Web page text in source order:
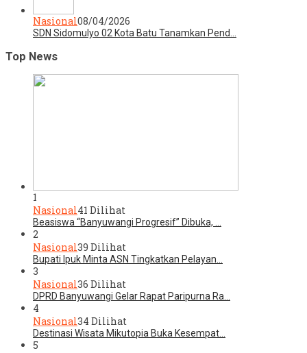
Nasional08/04/2026
SDN Sidomulyo 02 Kota Batu Tanamkan Pend…
Top News
1
Nasional41 Dilihat
Beasiswa “Banyuwangi Progresif” Dibuka, …
2
Nasional39 Dilihat
Bupati Ipuk Minta ASN Tingkatkan Pelayan…
3
Nasional36 Dilihat
DPRD Banyuwangi Gelar Rapat Paripurna Ra…
4
Nasional34 Dilihat
Destinasi Wisata Mikutopia Buka Kesempat…
5